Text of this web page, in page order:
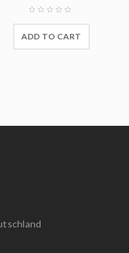
ADD TO CART